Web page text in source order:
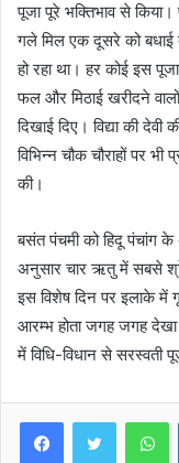
पूजा पूरे भक्तिभाव से
गले मिल एक दूसरे को बधाई
हो रहा था। हर कोई इस
फल और मिठाई खरीदने
दिखाई दिए। विद्या की
विभिन्न चौक चौराहों पर भी
की।
बसंत पंचमी को हिदू पंचांग
अनुसार चार ऋतु में सबसे
इस विशेष दिन पर इलाके में
आरम्भ होता जगह जगह देखा
में विधि-विधान से सरस्वती